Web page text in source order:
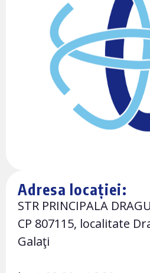
Adresa locației:
STR PRINCIPALA
CP 807115, localitate
Galaţi